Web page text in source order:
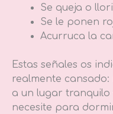
Se queja o
Se le ponen
Acurruca la
Estas señales os
realmente
a un lugar tranquilo
necesite para